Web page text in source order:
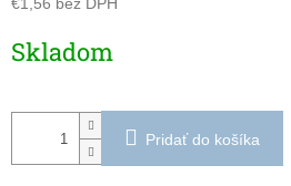
€1,56 bez DPH
cena:
Skladom
Pridať do košíka